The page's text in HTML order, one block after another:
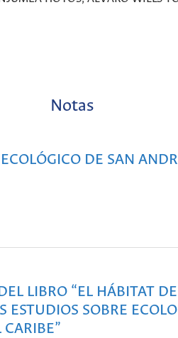
Notas
DE SAN
LIBRO “EL HÁBITAT
ESTUDIOS SOBRE